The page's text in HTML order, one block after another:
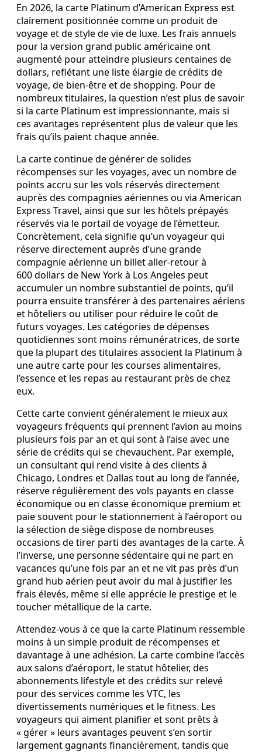
En 2026, la carte Platinum d’American Express est
clairement positionnée comme un produit de
voyage et de style de vie de luxe. Les frais annuels
pour la version grand public américaine ont
augmenté pour atteindre plusieurs centaines de
dollars, reflétant une liste élargie de crédits de
voyage, de bien-être et de shopping. Pour de
nombreux titulaires, la question n’est plus de savoir
si la carte Platinum est impressionnante, mais si
ces avantages représentent plus de valeur que les
frais qu’ils paient chaque année.
La carte continue de générer de solides
récompenses sur les voyages, avec un nombre de
points accru sur les vols réservés directement
auprès des compagnies aériennes ou via American
Express Travel, ainsi que sur les hôtels prépayés
réservés via le portail de voyage de l’émetteur.
Concrètement, cela signifie qu’un voyageur qui
réserve directement auprès d’une grande
compagnie aérienne un billet aller-retour à
600 dollars de New York à Los Angeles peut
accumuler un nombre substantiel de points, qu’il
pourra ensuite transférer à des partenaires aériens
et hôteliers ou utiliser pour réduire le coût de
futurs voyages. Les catégories de dépenses
quotidiennes sont moins rémunératrices, de sorte
que la plupart des titulaires associent la Platinum à
une autre carte pour les courses alimentaires,
l’essence et les repas au restaurant près de chez
eux.
Cette carte convient généralement le mieux aux
voyageurs fréquents qui prennent l’avion au moins
plusieurs fois par an et qui sont à l’aise avec une
série de crédits qui se chevauchent. Par exemple,
un consultant qui rend visite à des clients à
Chicago, Londres et Dallas tout au long de l’année,
réserve régulièrement des vols payants en classe
économique ou en classe économique premium et
paie souvent pour le stationnement à l’aéroport ou
la sélection de siège dispose de nombreuses
occasions de tirer parti des avantages de la carte. À
l’inverse, une personne sédentaire qui ne part en
vacances qu’une fois par an et ne vit pas près d’un
grand hub aérien peut avoir du mal à justifier les
frais élevés, même si elle apprécie le prestige et le
toucher métallique de la carte.
Attendez-vous à ce que la carte Platinum ressemble
moins à un simple produit de récompenses et
davantage à une adhésion. La carte combine l’accès
aux salons d’aéroport, le statut hôtelier, des
abonnements lifestyle et des crédits sur relevé
pour des services comme les VTC, les
divertissements numériques et le fitness. Les
voyageurs qui aiment planifier et sont prêts à
« gérer » leurs avantages peuvent s’en sortir
largement gagnants financièrement, tandis que